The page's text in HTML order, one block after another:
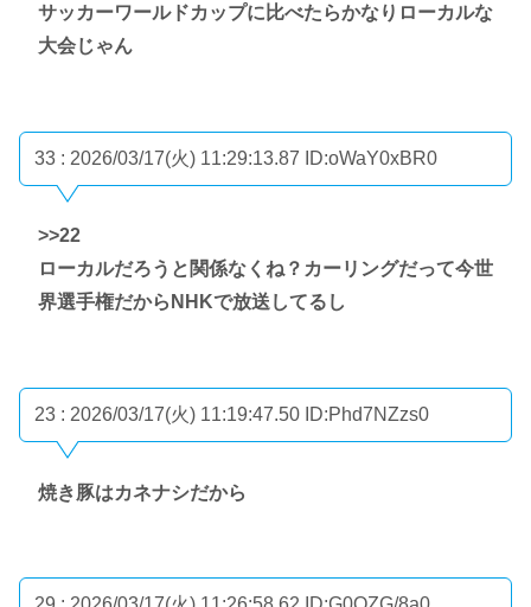
サッカーワールドカップに比べたらかなりローカルな
大会じゃん
33 : 2026/03/17(火) 11:29:13.87 ID:oWaY0xBR0
>>22
ローカルだろうと関係なくね？カーリングだって今世
界選手権だからNHKで放送してるし
23 : 2026/03/17(火) 11:19:47.50 ID:Phd7NZzs0
焼き豚はカネナシだから